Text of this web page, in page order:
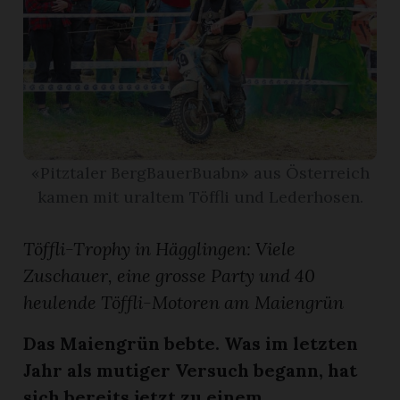
Töffli-Trophy in Hägglingen: Viele
Zuschauer, eine grosse Party und 40
heulende Töffli-Motoren am Maiengrün
Das Maiengrün bebte. Was im letzten
Jahr als mutiger Versuch begann, hat